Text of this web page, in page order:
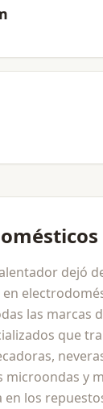
dejó
las marcas
que
y
los